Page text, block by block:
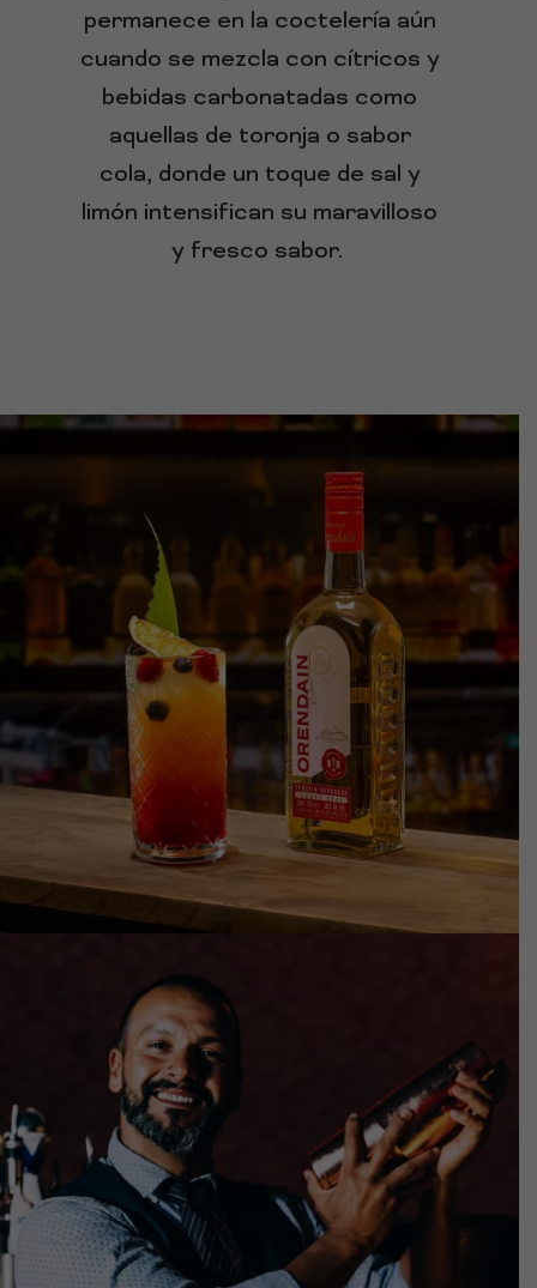
permanece en la coctelería aún
cuando se mezcla con cítricos y
bebidas carbonatadas como
aquellas de toronja o sabor
cola, donde un toque de sal y
limón intensifican su maravilloso
y fresco sabor.